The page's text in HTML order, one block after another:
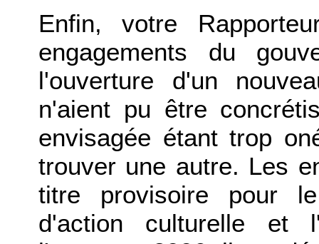
Enfin, votre
engagements du
l'ouverture d'un
n'aient pu être
envisagée étant trop
trouver une autre. Les
titre provisoire pour
d'action culturelle et